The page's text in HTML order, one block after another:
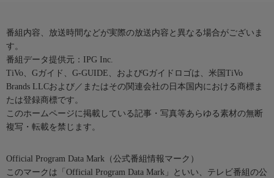
番組内容、放送時間などが実際の放送内容と異なる場合がございま
す。
番組データ提供元：IPG Inc.
TiVo、Gガイド、G-GUIDE、およびGガイドロゴは、米国TiVo
Brands LLCおよび／またはその関連会社の日本国内における商標ま
たは登録商標です。
このホームページに掲載している記事・写真等あらゆる素材の無断
複写・転載を禁じます。
Official Program Data Mark（公式番組情報マーク）
このマークは「Official Program Data Mark」といい、テレビ番組の公